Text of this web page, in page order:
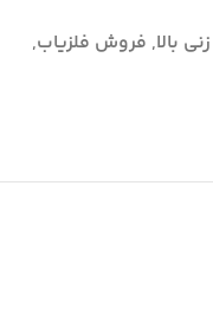
بالا, فروش فلزیاب,